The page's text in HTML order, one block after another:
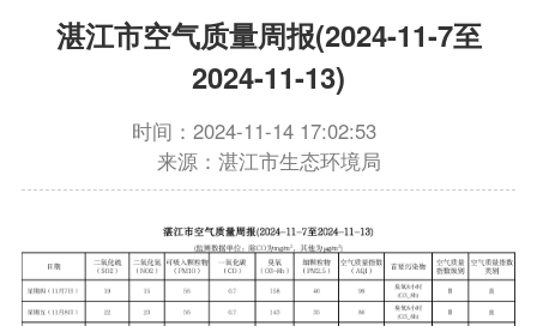
湛江市空气质量周报(2024-11-7至
2024-11-13)
时间：2024-11-14 17:02:53
来源：湛江市生态环境局